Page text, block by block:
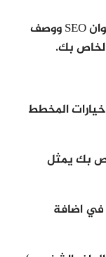
في هذه الصفحة ، يمكنك أيضًا اختيار عنوان SEO ووصف
بك.
المخطط
بك يمثل
في اضافة